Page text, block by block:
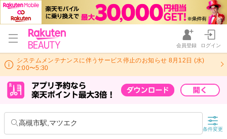
会員登録 ログイン
システムメンテナンスに伴うサービス停止のお知らせ 8月12日 (水)
2:00〜5:30
高槻市駅,マツエク
条件変更